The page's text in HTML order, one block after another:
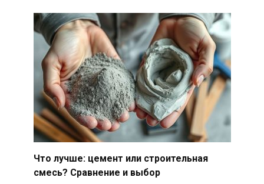
Что лучше: цемент или строительная
смесь? Сравнение и выбор